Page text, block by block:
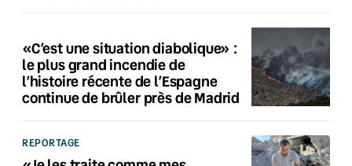
«C’est une situation diabolique» :
le plus grand incendie de
l’histoire récente de l’Espagne
continue de brûler près de Madrid
REPORTAGE